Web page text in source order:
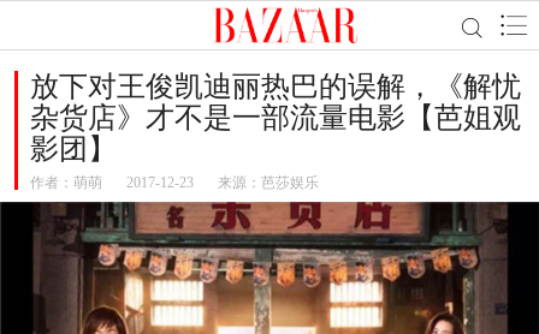
放下对王俊凯迪丽热巴的误解，《解忧
杂货店》才不是一部流量电影【芭姐观
影团】
作者： 萌萌 2017-12-23 来源：芭莎娱乐